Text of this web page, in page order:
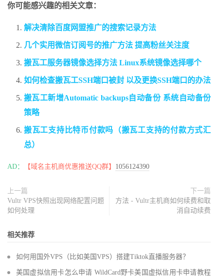
你可能感兴趣的相关文章：
解决清除百度网盟推广的搜索记录方法
几个实用微信订阅号的推广方法 提高粉丝关注度
搬瓦工服务器镜像选择方法 Linux系统镜像选择哪个
如何检查搬瓦工SSH端口被封 以及更换SSH端口的办法
搬瓦工新增Automatic backups自动备份 系统自动备份
策略
搬瓦工支持比特币付款吗（搬瓦工支持的付款方式汇
总）
AD： 【域名主机商优惠推送QQ群】 1056124390
上一篇
Vultr VPS快照出现网络配置问题
如何处理
下一篇
方法 - Vultr主机商如何续费和取
消自动续费
相关推荐
如何用国外VPS（比如美国VPS）搭建Tiktok直播服务器？
美国虚拟信用卡怎么申请 WildCard野卡美国虚拟信用卡申请教程